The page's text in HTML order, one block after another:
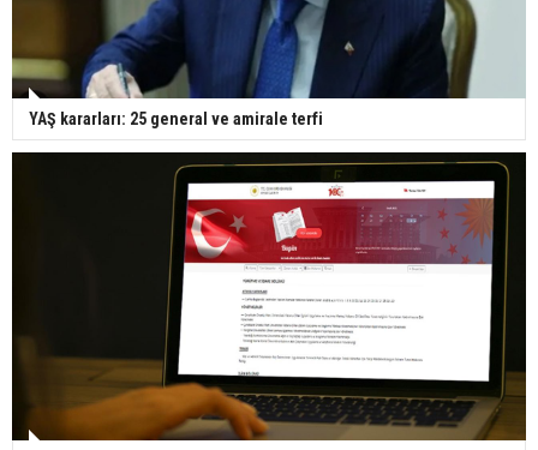
YAŞ kararları: 25 general ve amirale terfi